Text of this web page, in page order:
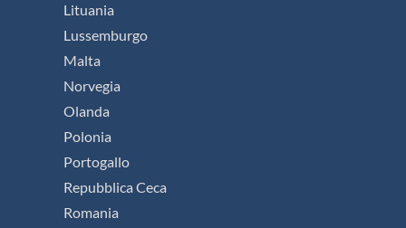
Lituania
Lussemburgo
Malta
Norvegia
Olanda
Polonia
Portogallo
Repubblica Ceca
Romania